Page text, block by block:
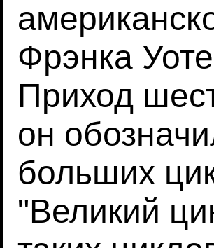
Фрэнка
Приход
он
больших
"Великий